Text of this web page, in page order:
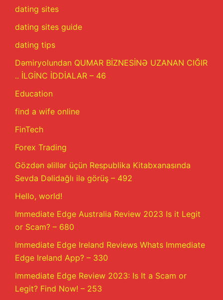
dating sites
dating sites guide
dating tips
Dəmiryolundan QUMAR BİZNESİNƏ UZANAN CIĞIR
.. İLGİNC İDDİALAR – 46
Education
find a wife online
FinTech
Forex Trading
Gözdən əlillər üçün Respublika Kitabxanasında
Sevda Dəlidağlı ilə görüş – 492
Hello, world!
Immediate Edge Australia Review 2023 Is it Legit
or Scam? – 680
Immediate Edge Ireland Reviews Whats Immediate
Edge Ireland App? – 330
Immediate Edge Review 2023: Is It a Scam or
Legit? Find Now! – 253